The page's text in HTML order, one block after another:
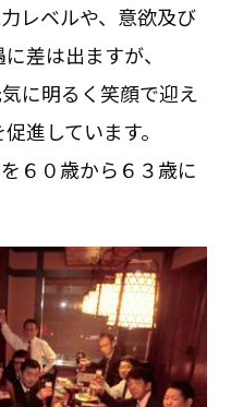
レベルや、意欲及び
差は出ますが、
に明るく笑顔で迎え
進しています。
６０歳から６３歳に